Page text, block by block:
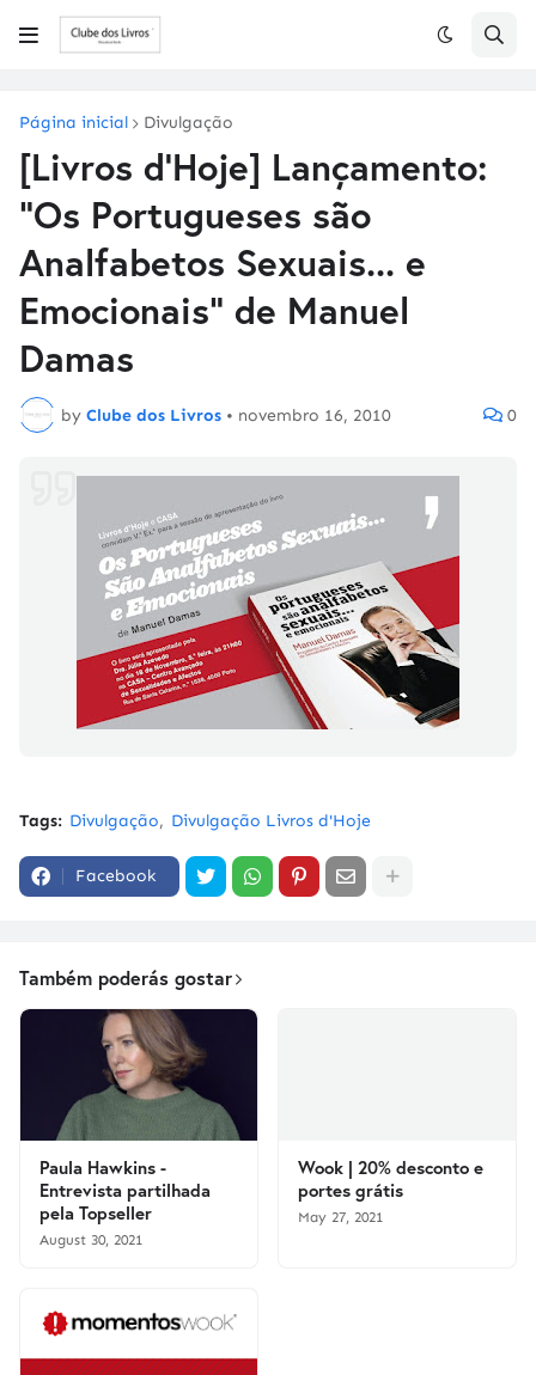
Página inicial Divulgação
[Livros d'Hoje] Lançamento:
"Os Portugueses são
Analfabetos Sexuais... e
Emocionais" de Manuel
Damas
by Clube dos Livros • novembro 16, 2010 0
Tags: Divulgação Divulgação Livros d'Hoje
Facebook
Também poderás gostar
Paula Hawkins -
Entrevista partilhada
pela Topseller
August 30, 2021
Wook | 20% desconto e
portes grátis
May 27, 2021